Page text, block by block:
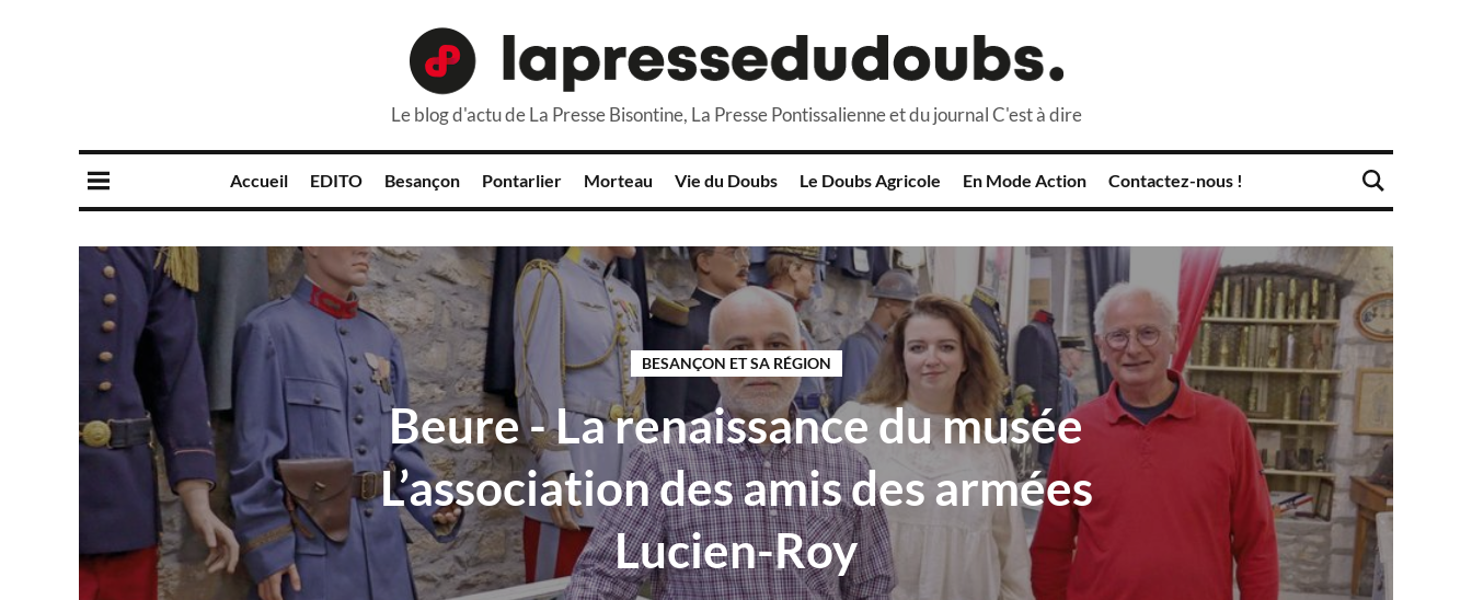
Le blog d'actu de La Presse Bisontine, La Presse Pontissalienne et du journal C'est à dire
Accueil EDITO Besançon Pontarlier Morteau Vie du Doubs Le Doubs Agricole En Mode Action Contactez-nous !
BESANÇON ET SA RÉGION
Beure - La renaissance du musée
L’association des amis des armées
Lucien-Roy